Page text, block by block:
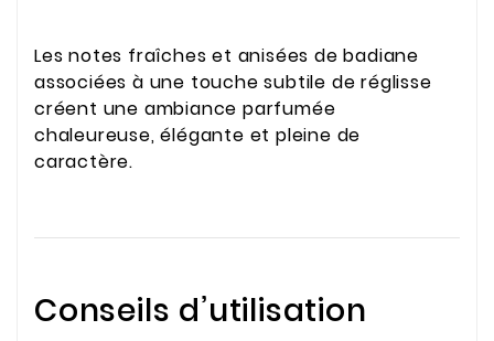
Les notes fraîches et anisées de badiane
associées à une touche subtile de réglisse
créent une ambiance parfumée
chaleureuse, élégante et pleine de
caractère.
Conseils d’utilisation